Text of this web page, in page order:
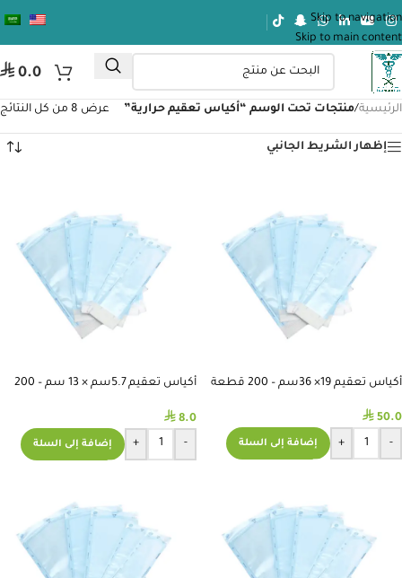
Skip to navigation
Skip to main content
⃁ 0.0
الرئيسية/منتجات تحت الوسم “أكياس تعقيم حرارية” عرض ⁦8⁩ من كل النتائج
إظهار الشريط الجانبي
أكياس تعقيم 19× 36سم – 200 قطعة
⃁ 50.0
-
+ إضافة إلى السلة
أكياس تعقيم 5.7سم × 13 سم – 200
⃁ 8.0
-
+ إضافة إلى السلة